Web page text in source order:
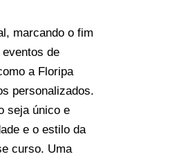
marcando o fim
de
a Floripa
personalizados.
seja único e
e o estilo da
curso. Uma